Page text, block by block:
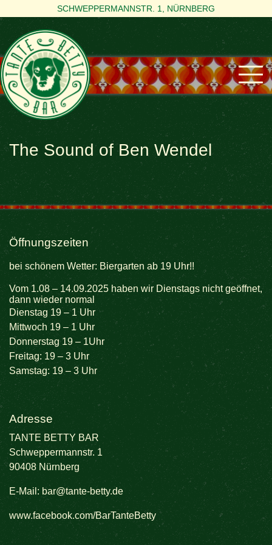
SCHWEPPERMANNSTR. 1, NÜRNBERG
The Sound of Ben Wendel
Öffnungszeiten
bei schönem Wetter: Biergarten ab 19 Uhr!!
Vom 1.08 – 14.09.2025 haben wir Dienstags nicht geöffnet,
dann wieder normal
Dienstag 19 – 1 Uhr
Mittwoch 19 – 1 Uhr
Donnerstag 19 – 1Uhr
Freitag: 19 – 3 Uhr
Samstag: 19 – 3 Uhr
Adresse
TANTE BETTY BAR
Schweppermannstr. 1
90408 Nürnberg
E-Mail: bar@tante-betty.de
www.facebook.com/BarTanteBetty